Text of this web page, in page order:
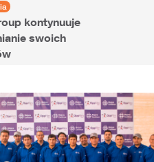
kontynuuje
swoich